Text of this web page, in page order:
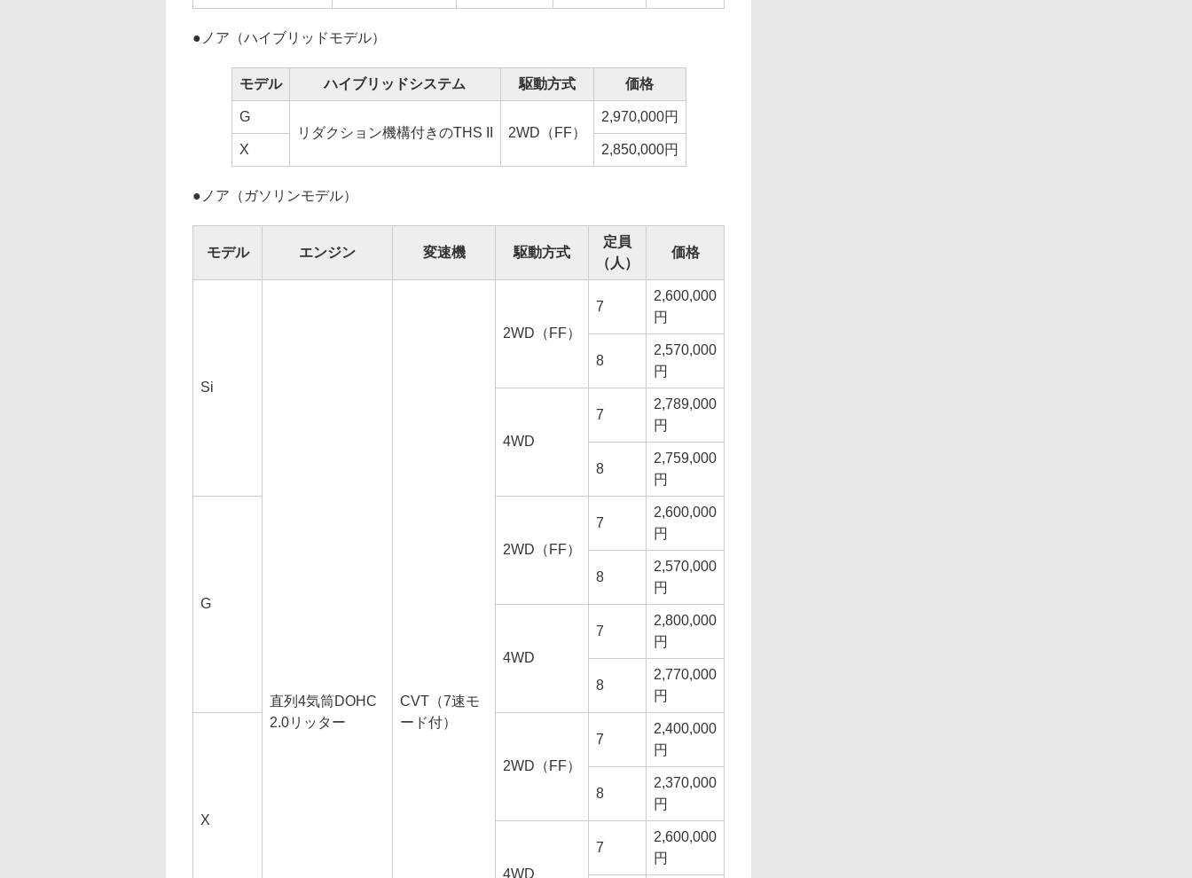
● ノア（ハイブリッドモデル）
モデル ハイブリッドシステム 駆動方式 価格
G
リダクション機構付きのTHS II
2WD（FF）
2,970,000円
X 2,850,000円
● ノア（ガソリンモデル）
モデル エンジン 変速機 駆動方式
定員
（人）
価格
Si
直列4気筒DOHC
2.0リッター
CVT（7速モ
ード付）
2WD（FF）
7
2,600,000
円
8
2,570,000
円
4WD
7
2,789,000
円
8
2,759,000
円
G
2WD（FF）
7
2,600,000
円
8
2,570,000
円
4WD
7
2,800,000
円
8
2,770,000
円
X
2WD（FF）
7
2,400,000
円
8
2,370,000
円
4WD
7
2,600,000
円